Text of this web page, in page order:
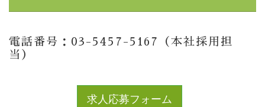
電話番号：03-5457-5167（本社採用担
当）
求人応募フォーム